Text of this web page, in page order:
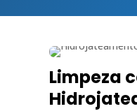
Limpeza